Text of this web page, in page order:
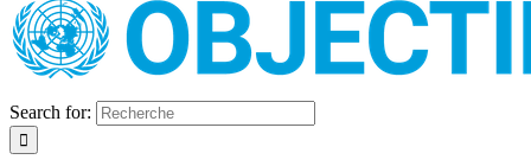
Search for: